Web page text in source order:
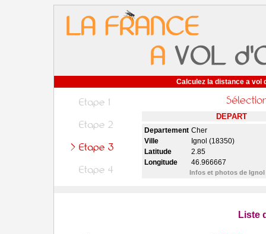
Calculez la distance a vol
DEPART
Departement Cher
Ville
Ignol (18350)
Latitude
2.85
Longitude
46.966667
Infos et photos de Ignol
Liste